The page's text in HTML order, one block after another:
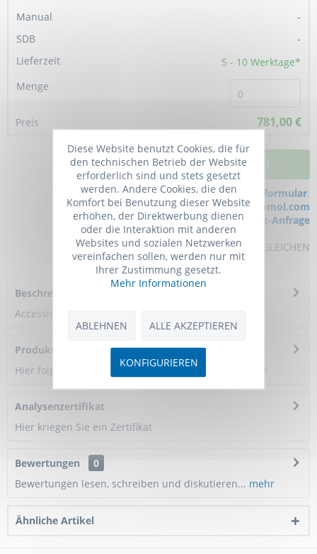
-
-
5 - 10 Werktage*
781,00 €
IN DEN WARENKORB
Bei Fragen nutzen Sie gerne unserKontaktformular.
Bestellen Sie auch per E-Mail:info@biomol.com
Größere Menge gewünscht?
Bulk-Anfrage
VERGLEICHEN
MERKEN BEWERTEN
Beschreibung
Accession Number: Q921I1/
Produktreferenzen
Hier folgen Informationen zur Produktreferenz.
mehr
Analysenzertifikat
Hier kriegen Sie ein Zertifikat
Bewertungen
0
Bewertungen lesen, schreiben und diskutieren... mehr
Ähnliche Artikel
Diese Website benutzt Cookies, die für
den technischen Betrieb der Website
erforderlich sind und stets gesetzt
werden. Andere Cookies, die den
Komfort bei Benutzung dieser Website
erhöhen, der Direktwerbung dienen
oder die Interaktion mit anderen
Websites und sozialen Netzwerken
vereinfachen sollen, werden nur mit
Ihrer Zustimmung gesetzt.
Mehr Informationen
ABLEHNEN ALLE AKZEPTIEREN
KONFIGURIEREN